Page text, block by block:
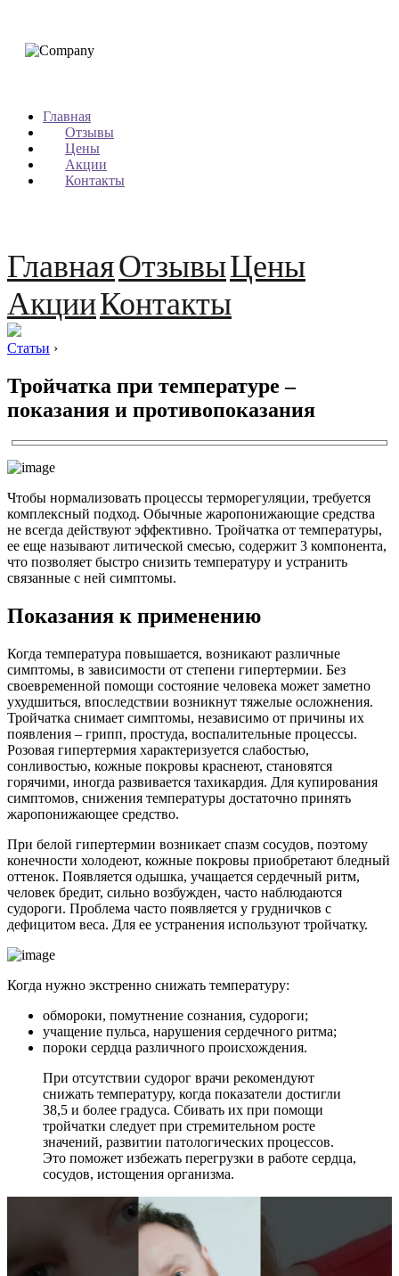
Главная
Отзывы
Цены
Акции
Контакты
ГлавнаяОтзывыЦены
АкцииКонтакты
Статьи ›
Тройчатка при температуре –
показания и противопоказания
Чтобы нормализовать процессы терморегуляции, требуется
комплексный подход. Обычные жаропонижающие средства
не всегда действуют эффективно. Тройчатка от температуры,
ее еще называют литической смесью, содержит 3 компонента,
что позволяет быстро снизить температуру и устранить
связанные с ней симптомы.
Показания к применению
Когда температура повышается, возникают различные
симптомы, в зависимости от степени гипертермии. Без
своевременной помощи состояние человека может заметно
ухудшиться, впоследствии возникнут тяжелые осложнения.
Тройчатка снимает симптомы, независимо от причины их
появления – грипп, простуда, воспалительные процессы.
Розовая гипертермия характеризуется слабостью,
сонливостью, кожные покровы краснеют, становятся
горячими, иногда развивается тахикардия. Для купирования
симптомов, снижения температуры достаточно принять
жаропонижающее средство.
При белой гипертермии возникает спазм сосудов, поэтому
конечности холодеют, кожные покровы приобретают бледный
оттенок. Появляется одышка, учащается сердечный ритм,
человек бредит, сильно возбужден, часто наблюдаются
судороги. Проблема часто появляется у грудничков с
дефицитом веса. Для ее устранения используют тройчатку.
Когда нужно экстренно снижать температуру:
обмороки, помутнение сознания, судороги;
учащение пульса, нарушения сердечного ритма;
пороки сердца различного происхождения.
При отсутствии судорог врачи рекомендуют
снижать температуру, когда показатели достигли
38,5 и более градуса. Сбивать их при помощи
тройчатки следует при стремительном росте
значений, развитии патологических процессов.
Это поможет избежать перегрузки в работе сердца,
сосудов, истощения организма.